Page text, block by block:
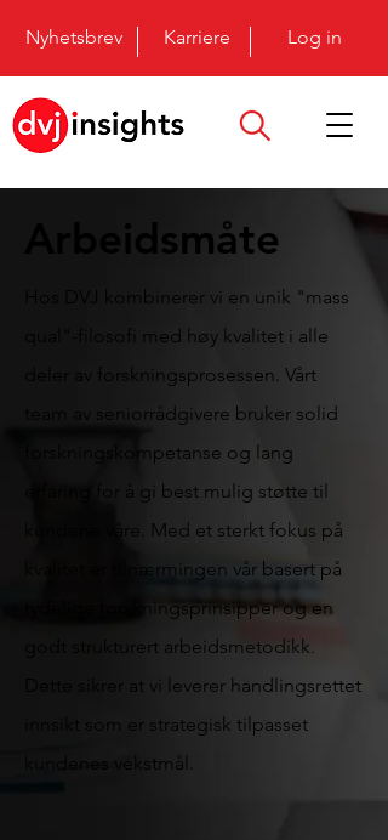
Nyhetsbrev Karriere Log in
Arbeidsmåte
Hos DVJ kombinerer vi en unik "mass
qual"-filosofi med høy kvalitet i alle
deler av forskningsprosessen. Vårt
team av seniorrådgivere bruker solid
forskningskompetanse og lang
erfaring for å gi best mulig støtte til
kundene våre. Med et sterkt fokus på
kvalitet er tilnærmingen vår basert på
tydelige forskningsprinsipper og en
godt strukturert arbeidsmetodikk.
Dette sikrer at vi leverer handlingsrettet
innsikt som er strategisk tilpasset
kundenes vekstmål.